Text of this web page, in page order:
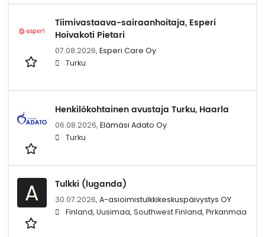
Tiimivastaava-sairaanhoitaja, Esperi
Hoivakoti Pietari
07.08.2026, Esperi Care Oy
Turku
Henkilökohtainen avustaja Turku, Haarla
06.08.2026, Elämäsi Adato Oy
Turku
A Tulkki (luganda)
30.07.2026, A-asioimistulkkikeskuspäivystys OY
Finland, Uusimaa, Southwest Finland, Pirkanmaa